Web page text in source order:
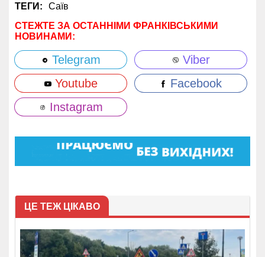
ТЕГИ:
Саїв
СТЕЖТЕ ЗА ОСТАННІМИ ФРАНКІВСЬКИМИ
НОВИНАМИ:
Telegram
Viber
Youtube
Facebook
Instagram
ЦЕ ТЕЖ ЦІКАВО